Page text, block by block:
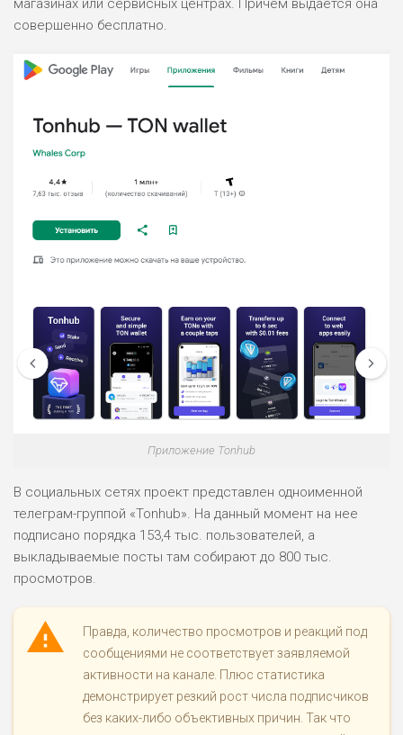
магазинах или сервисных центрах. Причем выдается она
совершенно бесплатно.
Приложение Tonhub
В социальных сетях проект представлен одноименной
телеграм-группой «Tonhub». На данный момент на нее
подписано порядка 153,4 тыс. пользователей, а
выкладываемые посты там собирают до 800 тыс.
просмотров.
Правда, количество просмотров и реакций под
сообщениями не соответствует заявляемой
активности на канале. Плюс статистика
демонстрирует резкий рост числа подписчиков
без каких-либо объективных причин. Так что